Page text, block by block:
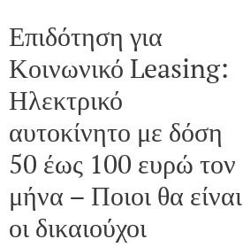
Επιδότηση για
Κοινωνικό Leasing:
Ηλεκτρικό
αυτοκίνητο με δόση
50 έως 100 ευρώ τον
μήνα – Ποιοι θα είναι
οι δικαιούχοι